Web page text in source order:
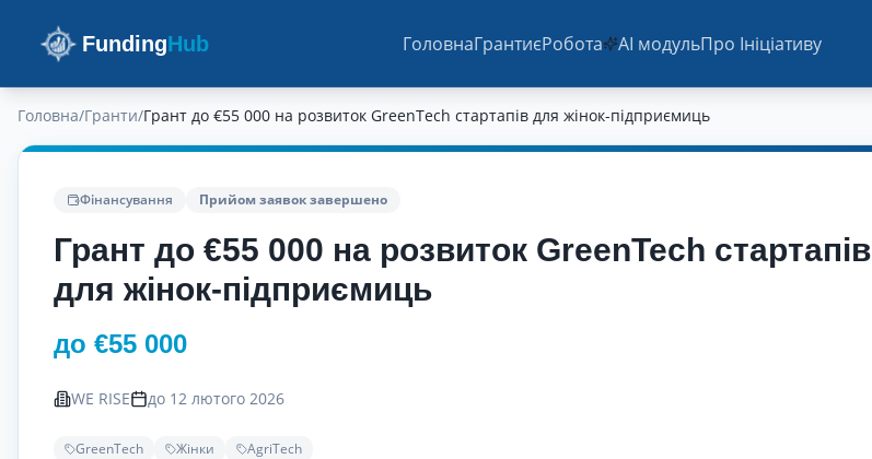
FundingHub ГоловнаГрантиєРобота AI модульПро Ініціативу
Головна/Гранти/Грант до €55 000 на розвиток GreenTech стартапів для жінок-підприємиць
Фінансування Прийом заявок завершено
Грант до €55 000 на розвиток GreenTech стартапів
для жінок-підприємиць
до €55 000
WE RISE до 12 лютого 2026
GreenTech Жінки AgriTech